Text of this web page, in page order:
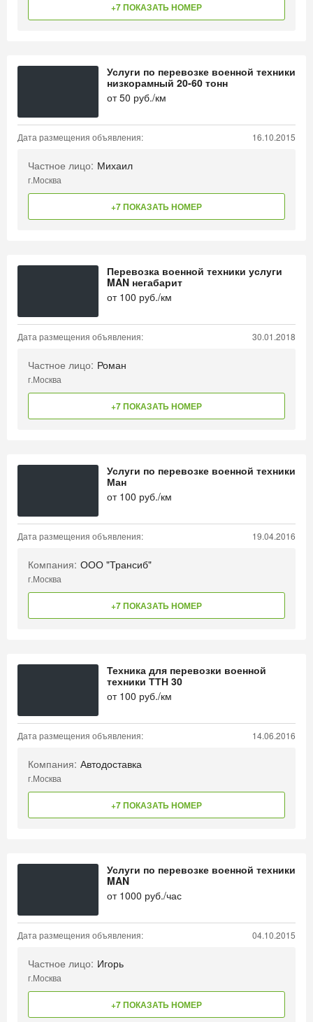
+7 ПОКАЗАТЬ НОМЕР
Услуги по перевозке военной техники
низкорамный 20-60 тонн
от50 руб./км
Дата размещения объявления: 16.10.2015
Частное лицо: Михаил
г.Москва
+7 ПОКАЗАТЬ НОМЕР
Перевозка военной техники услуги
MAN негабарит
от 100 руб./км
Дата размещения объявления: 30.01.2018
Частное лицо: Роман
г.Москва
+7 ПОКАЗАТЬ НОМЕР
Услуги по перевозке военной техники
Ман
от 100 руб./км
Дата размещения объявления: 19.04.2016
Компания: ООО "Трансиб"
г.Москва
+7 ПОКАЗАТЬ НОМЕР
Техника для перевозки военной
техники ТТН 30
от 100 руб./км
Дата размещения объявления: 14.06.2016
Компания: Автодоставка
г.Москва
+7 ПОКАЗАТЬ НОМЕР
Услуги по перевозке военной техники
MAN
от 1000 руб./час
Дата размещения объявления: 04.10.2015
Частное лицо: Игорь
г.Москва
+7 ПОКАЗАТЬ НОМЕР